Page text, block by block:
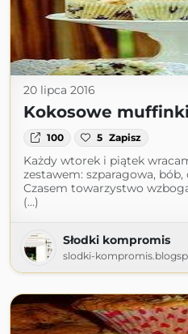
20 lipca 2016
Kokosowe
100 5 Zapisz
Każdy wtorek i piątek
zestawem: szparagowa,
Czasem towarzystwo
(...)
Słodki kompromis
slodki-